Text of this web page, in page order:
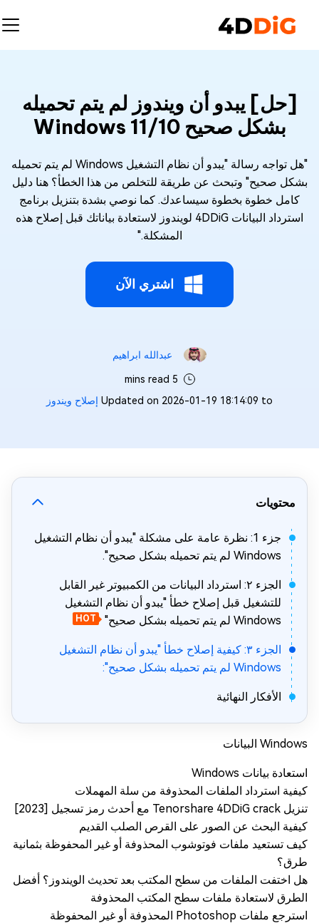
[حل] يبدو أن ويندوز لم يتم تحميله
بشكل صحيح Windows 11/10
"هل تواجه رسالة "يبدو أن نظام التشغيل Windows لم يتم تحميله
بشكل صحيح" وتبحث عن طريقة للتخلص من هذا الخطأ؟ هنا دليل
كامل خطوة بخطوة سيساعدك. كما نوصي بشدة بتنزيل برنامج
استرداد البيانات 4DDiG لويندوز لاستعادة بياناتك قبل إصلاح هذه
المشكلة."
اشتري الآن
عبدالله ابراهيم‎
5 mins read
Updated on 2026-01-19 18:14:09 to إصلاح ويندوز
محتويات
جزء 1: نظرة عامة على مشكلة "يبدو أن نظام التشغيل
Windows لم يتم تحميله بشكل صحيح".
الجزء ٢: استرداد البيانات من الكمبيوتر غير القابل
للتشغيل قبل إصلاح خطأ "يبدو أن نظام التشغيل
Windows لم يتم تحميله بشكل صحيح"
HOT
الجزء ٣: كيفية إصلاح خطأ "يبدو أن نظام التشغيل
Windows لم يتم تحميله بشكل صحيح":
الأفكار النهائية
Windows البيانات
استعادة بيانات Windows
كيفية استرداد الملفات المحذوفة من سلة المهملات
تنزيل Tenorshare 4DDiG crack مع أحدث رمز تسجيل [2023]
كيفية البحث عن الصور على القرص الصلب القديم
كيف تستعيد ملفات فوتوشوب المحذوفة أو غير المحفوظة بثمانية
طرق؟
هل اختفت الملفات من سطح المكتب بعد تحديث الويندوز؟ أفضل
الطرق لاستعادة ملفات سطح المكتب المحذوفة
استرجع ملفات Photoshop المحذوفة أو غير المحفوظة